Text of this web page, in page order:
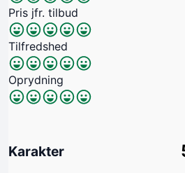
Pris jfr. tilbud
Tilfredshed
Oprydning
Karakter